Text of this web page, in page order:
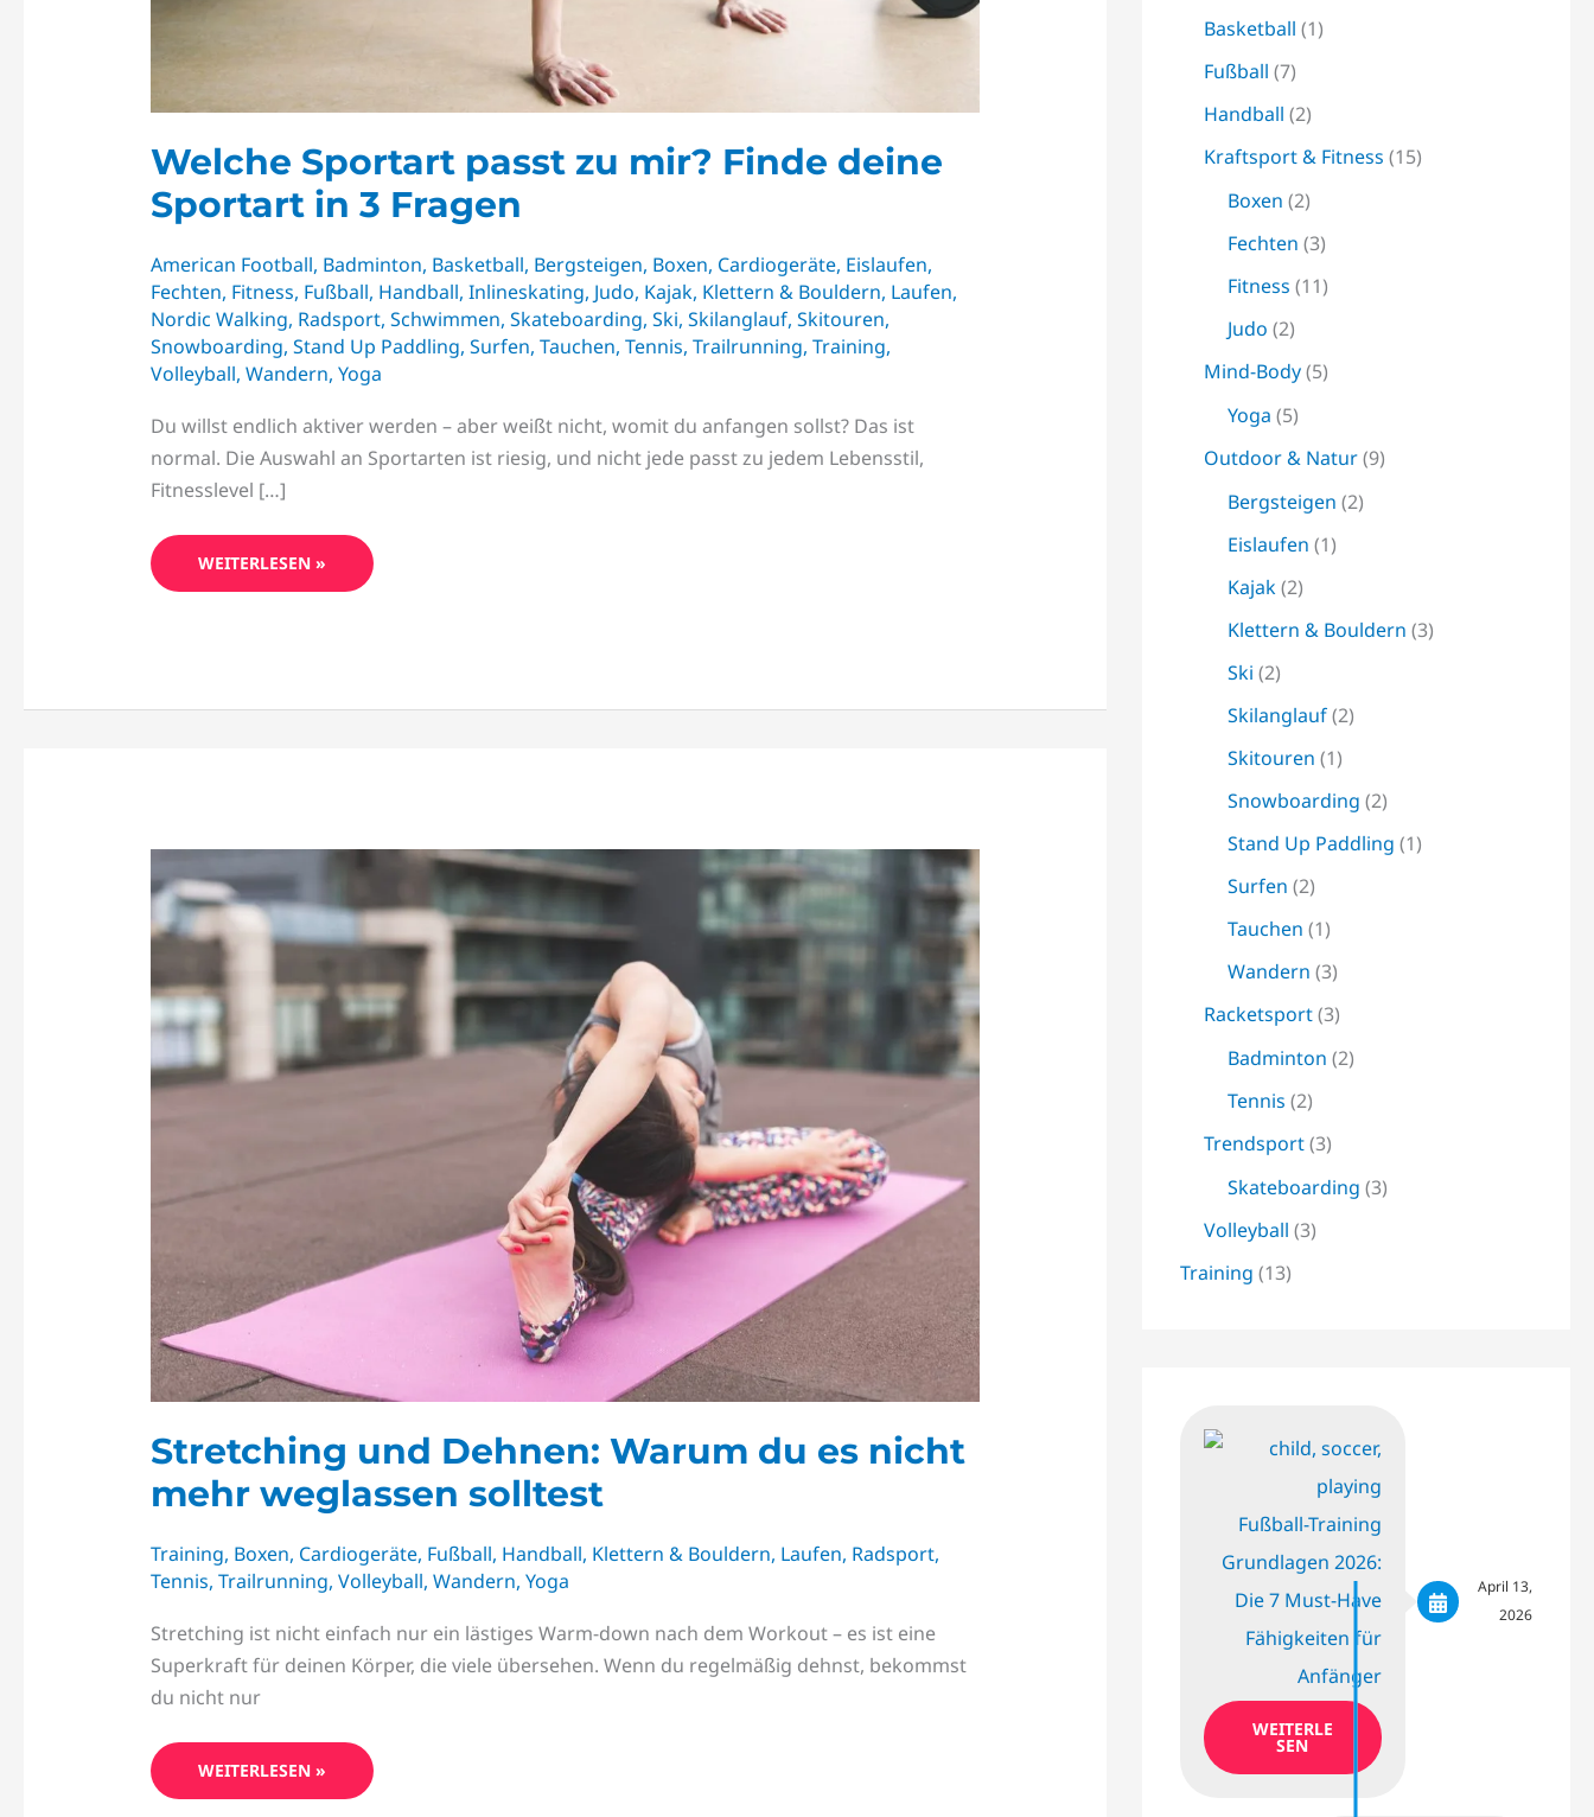
Welche Sportart passt zu mir? Finde deine
Sportart in 3 Fragen
American Football, Badminton, Basketball, Bergsteigen, Boxen, Cardiogeräte, Eislaufen,
Fechten, Fitness, Fußball, Handball, Inlineskating, Judo, Kajak, Klettern & Bouldern, Laufen,
Nordic Walking, Radsport, Schwimmen, Skateboarding, Ski, Skilanglauf, Skitouren,
Snowboarding, Stand Up Paddling, Surfen, Tauchen, Tennis, Trailrunning, Training,
Volleyball, Wandern, Yoga
Du willst endlich aktiver werden – aber weißt nicht, womit du anfangen sollst? Das ist
normal. Die Auswahl an Sportarten ist riesig, und nicht jede passt zu jedem Lebensstil,
Fitnesslevel […]
WEITERLESEN »
Stretching und Dehnen: Warum du es nicht
mehr weglassen solltest
Training, Boxen, Cardiogeräte, Fußball, Handball, Klettern & Bouldern, Laufen, Radsport,
Tennis, Trailrunning, Volleyball, Wandern, Yoga
Stretching ist nicht einfach nur ein lästiges Warm-down nach dem Workout – es ist eine
Superkraft für deinen Körper, die viele übersehen. Wenn du regelmäßig dehnst, bekommst
du nicht nur
STRETCHING
UND
DEHNEN:
WARUM
DU
ES
WEGLASSEN
SOLLTEST
WEITERLESEN »
Basketball (1)
Fußball (7)
Handball (2)
Kraftsport & Fitness (15)
Boxen (2)
Fechten (3)
Fitness (11)
Judo (2)
Mind-Body(5)
Yoga (5)
Outdoor & Natur(9)
Bergsteigen (2)
Eislaufen (1)
Kajak(2)
Klettern & Bouldern (3)
Ski (2)
Skilanglauf(2)
Skitouren (1)
Snowboarding (2)
Stand Up Paddling (1)
Surfen (2)
Tauchen (1)
Wandern (3)
Racketsport(3)
Badminton (2)
Tennis (2)
Trendsport(3)
Skateboarding (3)
Volleyball (3)
Training (13)
Fußball-Training
Grundlagen 2026:
Die 7 Must-Have
Fähigkeiten für
Anfänger
WEITERLE
SEN
April 13,
2026